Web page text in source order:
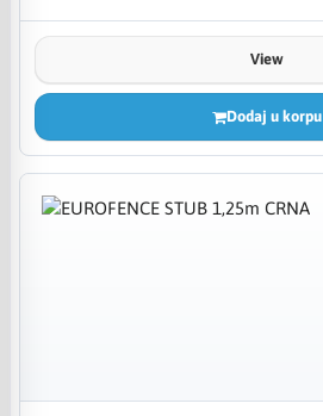
View
Dodaj u korpu